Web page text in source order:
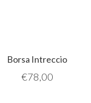
Borsa Intreccio
€78,00